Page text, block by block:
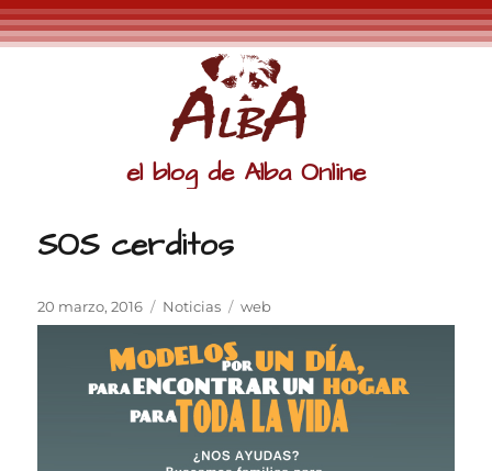
el blog de Alba Online
SOS cerditos
Publicado
el
20 marzo, 2016 Categorías
Noticias Etiquetas
web